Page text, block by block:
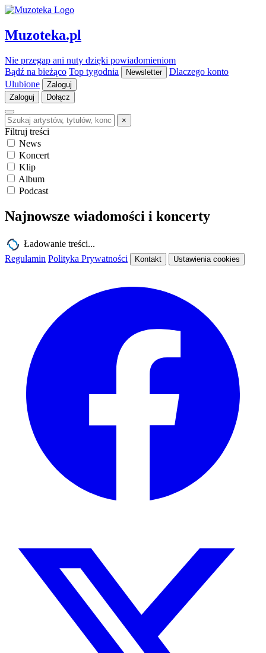
Muzoteka.pl
Nie przegap ani nuty dzięki powiadomieniom
Bądź na bieżąco Top tygodnia Newsletter
Dlaczego konto
Ulubione
Zaloguj
Zaloguj
Dołącz
×
Filtruj treści
News
Koncert
Klip
Album
Podcast
Najnowsze wiadomości i koncerty
Ładowanie treści...
Regulamin Polityka Prywatności Kontakt Ustawienia cookies